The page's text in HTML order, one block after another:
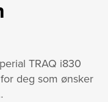
TRAQ i830
deg som ønsker